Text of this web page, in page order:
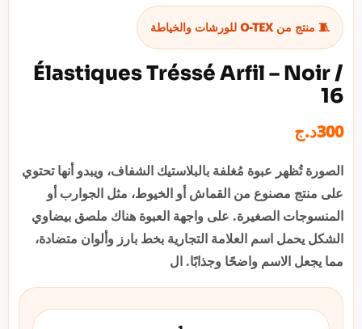
🧵 منتج من O-TEX للورشات والخياطة
Élastiques Tréssé Arfil – Noir /
16
300د.ج
الصورة تُظهر عبوة مُغلفة بالبلاستيك الشفاف، ويبدو أنها تحتوي
على منتج مصنوع من القماش أو الخيوط، مثل الجوارب أو
المنسوجات الصغيرة. على واجهة العبوة هناك ملصق بيضاوي
الشكل يحمل اسم العلامة التجارية بخط بارز وألوان متضادة،
مما يجعل الاسم واضحًا وجذابًا. ال